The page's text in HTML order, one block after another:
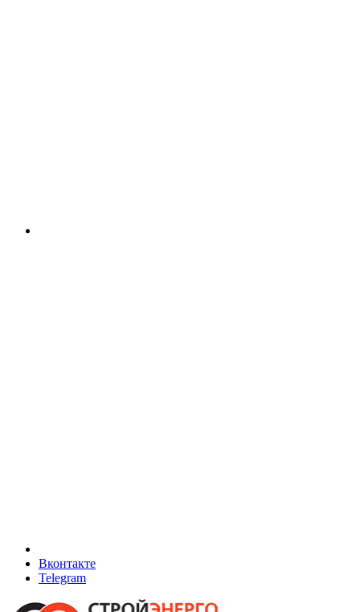
Вконтакте
Telegram